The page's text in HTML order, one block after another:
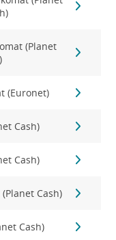
(Planet
(Euronet)
Cash)
Cash)
Cash)
Cash)